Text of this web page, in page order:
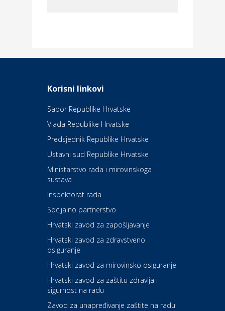
Daruvarske toplice – ljekovita
Kultura i edukacija
Kazalište Kerempuh
Kultura i edukacija
Kazalište ZKM
Auto-moto i tehnika
Zdravlje i osiguranje
Povoljnosti
Dental Sudar
Korisni linkovi
Sabor Republike Hrvatske
Vlada Republike Hrvatske
Predsjednik Republike Hrvatske
Ustavni sud Republike Hrvatske
Ministarstvo rada i mirovinskoga
sustava
Inspektorat rada
Socijalno partnerstvo
Hrvatski zavod za zapošljavanje
Hrvatski zavod za zdravstveno
osiguranje
Hrvatski zavod za mirovinsko osiguranje
Hrvatski zavod za zaštitu zdravlja i
sigurnost na radu
Zavod za unapređivanje zaštite na radu